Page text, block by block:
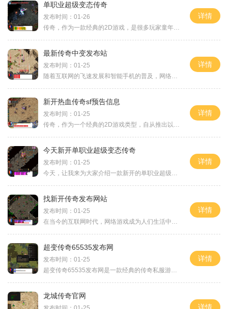
单职业超级变态传奇
发布时间：01-26
传奇，作为一款经典的2D游戏，是很多玩家童年时光的回忆。这款角色扮演游戏拥有万人在线的特点，玩家可以与其他玩家进行互动。作为一款多人在线交互的游戏，传奇的最大亮点就是
详情
最新传奇中变发布站
发布时间：01-25
随着互联网的飞速发展和智能手机的普及，网络游戏成为了许多人娱乐休闲的首选。而其中一款备受玩家热爱的游戏便是传奇。传奇中变发布站在众多传奇游戏中独具特色，为玩家提供
详情
新开热血传奇sf预告信息
发布时间：01-25
传奇，作为一个经典的2D游戏类型，自从推出以来就一直深受广大玩家的喜爱。这款游戏以真实的角色扮演和万人在线的游戏形式而闻名，不仅让玩家可以体验到不同职业的乐趣，还能与
详情
今天新开单职业超级变态传奇
发布时间：01-25
今天，让我来为大家介绍一款新开的单职业超级变态传奇游戏。这款游戏在传奇游戏的基础上进行了一系列的创新和改进，为广大玩家提供了一个全新的游戏体验。作为一款2D游戏，这款
详情
找新开传奇发布网站
发布时间：01-25
在当今的互联网时代，网络游戏成为人们生活中不可或缺的一部分。作为其中最经典的一种游戏类型，《传奇》游戏不断吸引着大批玩家的关注和追捧。由于市场的饱和以及官方版权的
详情
超变传奇65535发布网
发布时间：01-25
超变传奇65535发布网是一款经典的传奇私服游戏平台，该游戏以斗战沙场、英雄争霸为主要玩法，吸引着众多游戏爱好者的参与。下面将为大家详细介绍游戏的具体玩法。超变传奇65535发
详情
龙城传奇官网
详情